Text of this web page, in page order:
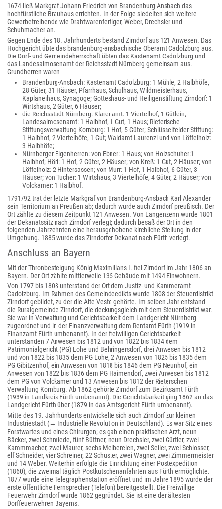
1674 ließ Markgraf Johann Friedrich von Brandenburg-Ansbach das
hochfürstliche Brauhaus errichten. In der Folge siedelten sich weitere
Gewerbetreibende wie Drahtwarenfertiger, Weber, Drechsler und
Schuhmacher an.
Gegen Ende des 18. Jahrhunderts bestand Zirndorf aus 121 Anwesen. Das
Hochgericht übte das brandenburg-ansbachische Oberamt Cadolzburg aus.
Die Dorf- und Gemeindeherrschaft übten das Kastenamt Cadolzburg und
das Landesalmosenamt der Reichsstadt Nürnberg gemeinsam aus.
Grundherren waren
Brandenburg-Ansbach: Kastenamt Cadolzburg: 1 Mühle, 2 Halbhöfe,
28 Güter, 31 Häuser, Pfarrhaus, Schulhaus, Wildmeisterhaus,
Kaplaneihaus, Synagoge; Gotteshaus- und Heiligenstiftung Zirndorf: 1
Wirtshaus, 2 Güter, 6 Häuser;
die Reichsstadt Nürnberg: Klarenamt: 1 Viertelhof, 1 Gütlein;
Landesalmosenamt: 1 Halbhof, 1 Gut, 1 Haus; Rieterische
Stiftungsverwaltung Kornburg: 1 Hof, 5 Güter; Schlüsselfelder-Stiftung:
1 Halbhof, 2 Viertelhöfe, 1 Gut; Waldamt Laurenzi und von Löffelholz:
3 Halbhöfe;
Nürnberger Eigenherren: von Ebner: 1 Haus; von Holzschuher:1
Halbhof; Hörl: 1 Hof, 2 Güter, 2 Häuser; von Kreß: 1 Gut, 2 Häuser; von
Löffelholz: 2 Hintersassen; von Murr: 1 Hof, 1 Halbhof, 6 Güter, 3
Häuser; von Tucher: 1 Wirtshaus, 3 Viertelhöfe, 4 Güter, 2 Häuser; von
Volckamer: 1 Halbhof.
1791/92 trat der letzte Markgraf von Brandenburg-Ansbach Karl Alexander
sein Territorium an Preußen ab; dadurch wurde auch Zirndorf preußisch. Der
Ort zählte zu diesem Zeitpunkt 121 Anwesen. Von Langenzenn wurde 1801
der Dekanatssitz nach Zirndorf verlegt; dadurch besaß der Ort in den
folgenden Jahrzehnten eine herausgehobene kirchliche Stellung in der
Umgebung. 1885 wurde das Zirndorfer Dekanat nach Fürth verlegt.
Anschluss an Bayern
Mit der Thronbesteigung König Maximilians I. fiel Zirndorf im Jahr 1806 an
Bayern. Der Ort zählte mittlerweile 135 Gebäude mit 1494 Einwohnern.
Von 1797 bis 1808 unterstand der Ort dem Justiz- und Kammeramt
Cadolzburg. Im Rahmen des Gemeindeedikts wurde 1808 der Steuerdistrikt
Zirndorf gebildet, zu der die Alte Veste gehörte. Im selben Jahr entstand
die Ruralgemeinde Zirndorf, die deckungsgleich mit dem Steuerdistrikt war.
Sie war in Verwaltung und Gerichtsbarkeit dem Landgericht Nürnberg
zugeordnet und in der Finanzverwaltung dem Rentamt Fürth (1919 in
Finanzamt Fürth umbenannt). In der freiwilligen Gerichtsbarkeit
unterstanden 7 Anwesen bis 1812 und von 1822 bis 1834 dem
Patrimonialgericht (PG) Lohe und Behringersdorf, drei Anwesen bis 1812
und von 1822 bis 1835 dem PG Lohe, 2 Anwesen von 1825 bis 1835 dem
PG Gibitzenhof, ein Anwesen von 1818 bis 1846 dem PG Neunhof, ein
Anwesen von 1822 bis 1836 dem PG Haimendorf, zwei Anwesen bis 1812
dem PG von Volckamer und 13 Anwesen bis 1812 der Rieterschen
Verwaltung Kornburg. Ab 1862 gehörte Zirndorf zum Bezirksamt Fürth
(1939 in Landkreis Fürth umbenannt). Die Gerichtsbarkeit ging 1862 an das
Landgericht Fürth über (1879 in das Amtsgericht Fürth umbenannt).
Mitte des 19. Jahrhunderts entwickelte sich auch Zirndorf zur kleinen
Industriestadt (→ Industrielle Revolution in Deutschland). Es war Sitz eines
Forstwartes und eines Chirurgen; es gab einen praktischen Arzt, neun
Bäcker, zwei Schmiede, fünf Büttner, neun Drechsler, zwei Gürtler, zwei
Kammmacher, zwei Maurer, sechs Melbereien, zwei Seiler, zwei Schlosser,
elf Schneider, vier Schreiner, 22 Schuster, zwei Wagner, zwei Zimmermeister
und 14 Weber. Weiterhin erfolgte die Einrichtung einer Postexpedition
(1860), die zweimal täglich Postkutschenanfahrten aus Fürth ermöglichte.
1877 wurde eine Telegraphenstation eröffnet und im Jahre 1895 wurde der
erste öffentliche Fernsprecher (Telefon) bereitgestellt. Die Freiwillige
Feuerwehr Zirndorf wurde 1862 gegründet. Sie ist eine der ältesten
Dorffeuerwehren Bayerns.